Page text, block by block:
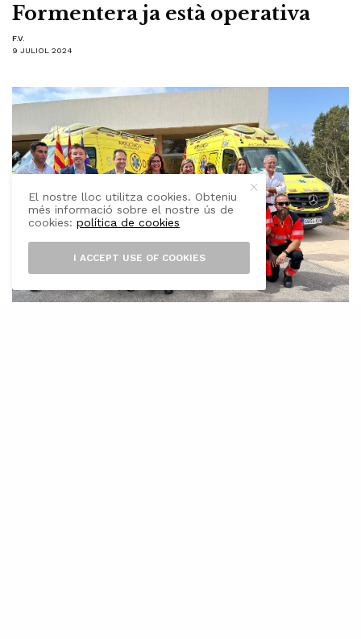
Formentera ja està operativa
F.V.
9 JULIOL 2024
El nostre lloc utilitza cookies. Obteniu
més informació sobre el nostre ús de
cookies:política de cookies
I ACCEPT USE OF COOKIES